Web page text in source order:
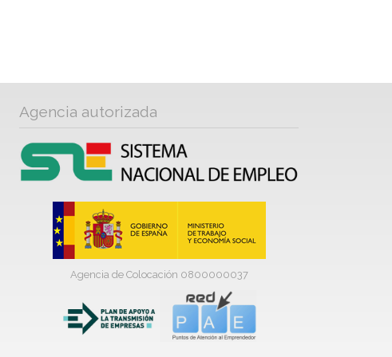
Agencia autorizada
Agencia de Colocación 0800000037